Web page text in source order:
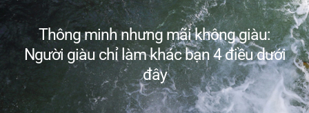
Thông minh nhưng mãi không giàu:
Người giàu chỉ làm khác bạn 4 điều dưới
đây